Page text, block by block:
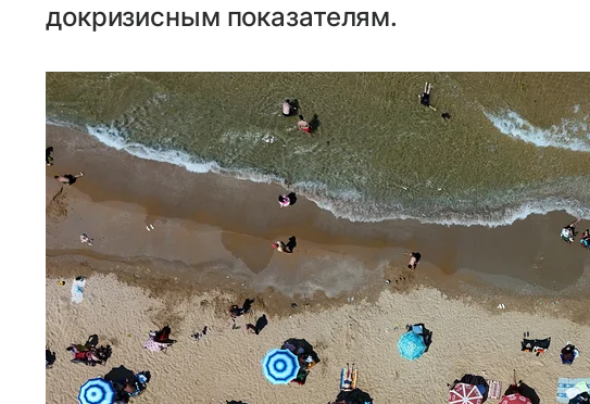
докризисным показателям.